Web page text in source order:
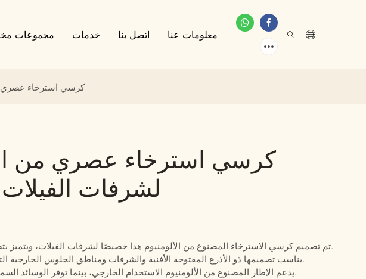
مجموعات خدمات اتصل بنا معلومات عنا
كرسي استرخاء عصري
كرسي استرخاء عصري من
لشرفات الفيلات
تم تصميم كرسي الاسترخاء المصنوع من الألومنيوم هذا خصيصًا لشرفات الفيلات، ويتميز بتصميم مريح بمقعد فردي.
يناسب تصميمها ذو الأذرع المفتوحة الأفنية والشرفات ومناطق الجلوس الخارجية التي تحتاج إلى راحة راقية.
يدعم الإطار المصنوع من الألومنيوم الاستخدام الخارجي، بينما توفر الوسائد السميكة تجربة جلوس مريحة.